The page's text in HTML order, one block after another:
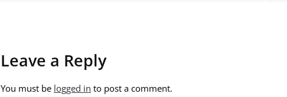
Leave a Reply
You must be logged in to post a comment.